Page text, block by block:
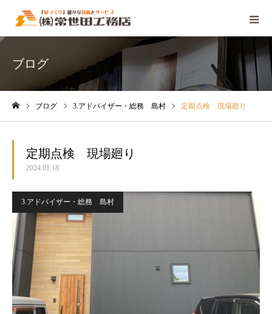
ブログ
ブログ 3.アドバイザー・総務 島村 定期点検 現場廻り
定期点検 現場廻り
2024.01.18
3.アドバイザー・総務 島村